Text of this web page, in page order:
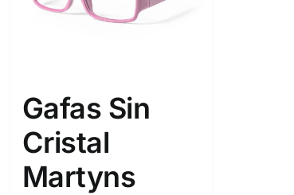
Gafas Sin
Cristal
Martyns